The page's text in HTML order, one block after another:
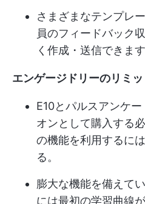
さまざまなテンプレ
員のフィードバック
く作成・送信できます
エンゲージドリーのリミッ
E10とパルスアンケ
オンとして購入する
の機能を利用するに
る。
膨大な機能を備えて
には最初の学習曲線が